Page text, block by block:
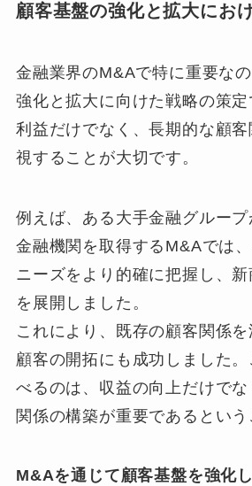
顧客基盤の強化と拡大にお
金融業界のM&Aで特に重要な
強化と拡大に向けた戦略の策
利益だけでなく、長期的な顧
視することが大切です。
例えば、ある大手金融グルー
金融機関を取得するM&Aでは
ニーズをより的確に把握し、
を展開しました。
これにより、既存の顧客関係
顧客の開拓にも成功しました
べるのは、収益の向上だけで
関係の構築が重要であるという
M&Aを通じて顧客基盤を強化